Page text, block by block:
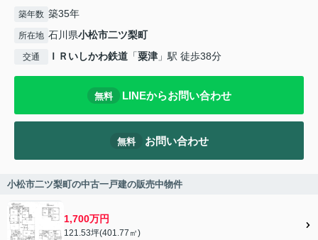
築年数 築35年
所在地 石川県小松市二ツ梨町
交通 ＩＲいしかわ鉄道 「粟津 」駅 徒歩38分
無料 LINEからお問い合わせ
無料 お問い合わせ
小松市二ツ梨町の中古一戸建の販売中物件
1,700万円
121.53坪(401.77㎡)